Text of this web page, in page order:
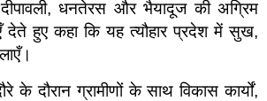
दीपावली, धनतेरस और भैयादूज की अग्रिम
देते हुए कहा कि यह त्यौहार प्रदेश में सुख,
के दौरान ग्रामीणों के साथ विकास कार्यों,